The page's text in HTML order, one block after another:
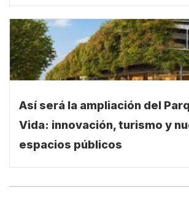
Así será la ampliación del
Vida: innovación, turismo y
espacios públicos